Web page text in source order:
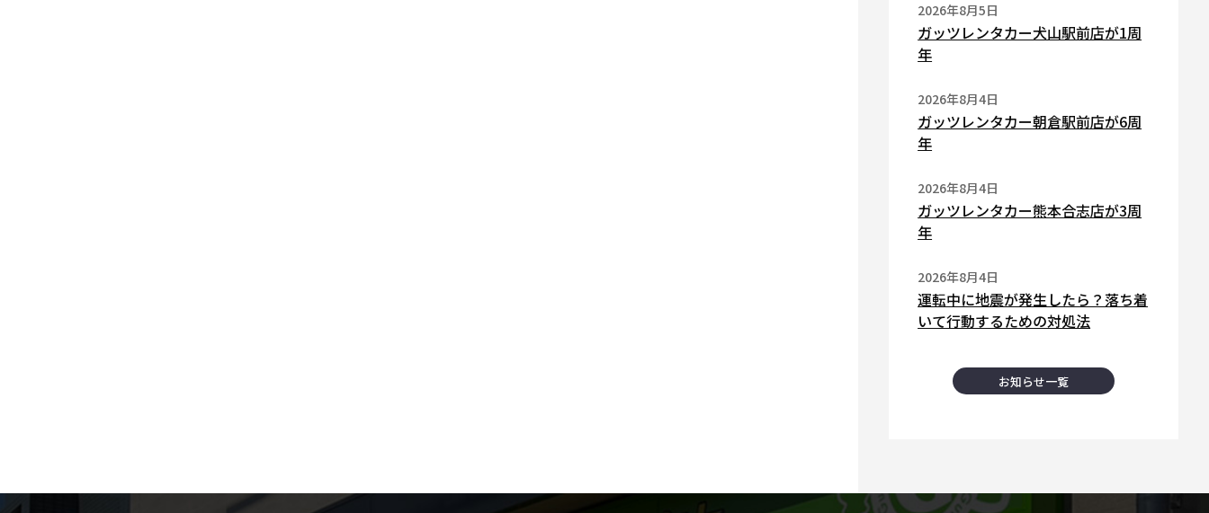
2026年8月5日
ガッツレンタカー犬山駅前店が1周
年
2026年8月4日
ガッツレンタカー朝倉駅前店が6周
年
2026年8月4日
ガッツレンタカー熊本合志店が3周
年
2026年8月4日
運転中に地震が発生したら？落ち着
いて行動するための対処法
お知らせ一覧